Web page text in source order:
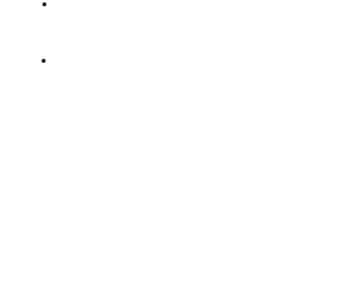
The 5 Essential Features of a
Website